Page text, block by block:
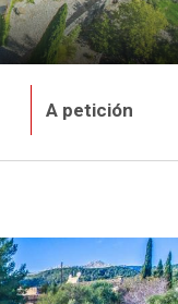
A petición